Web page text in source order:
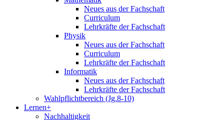
Neues aus der Fachschaft
Curriculum
Lehrkräfte der Fachschaft
Physik
Neues aus der Fachschaft
Curriculum
Lehrkräfte der Fachschaft
Informatik
Neues aus der Fachschaft
Lehrkräfte der Fachschaft
Wahlpflichtbereich (Jg.8-10)
Lernen+
Nachhaltigkeit